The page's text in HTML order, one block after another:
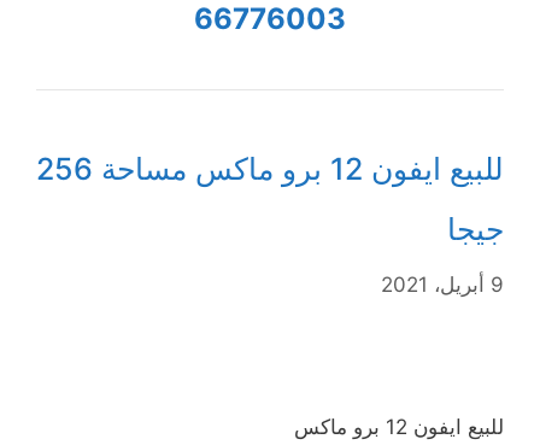
66776003
للبيع ايفون 12 برو ماكس مساحة 256
جيجا
9 أبريل، 2021
للبيع ايفون 12 برو ماكس